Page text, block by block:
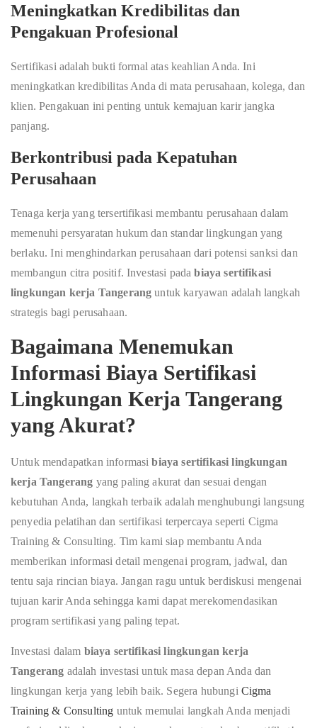
Meningkatkan Kredibilitas dan
Pengakuan Profesional
Sertifikasi adalah bukti formal atas keahlian Anda. Ini
meningkatkan kredibilitas Anda di mata perusahaan, kolega, dan
klien. Pengakuan ini penting untuk kemajuan karir jangka
panjang.
Berkontribusi pada Kepatuhan
Perusahaan
Tenaga kerja yang tersertifikasi membantu perusahaan dalam
memenuhi persyaratan hukum dan standar lingkungan yang
berlaku. Ini menghindarkan perusahaan dari potensi sanksi dan
membangun citra positif. Investasi padabiaya sertifikasi
lingkungan kerja Tangerang untuk karyawan adalah langkah
strategis bagi perusahaan.
Bagaimana Menemukan
Informasi Biaya Sertifikasi
Lingkungan Kerja Tangerang
yang Akurat?
Untuk mendapatkan informasibiaya sertifikasi lingkungan
kerja Tangerang yang paling akurat dan sesuai dengan
kebutuhan Anda, langkah terbaik adalah menghubungi langsung
penyedia pelatihan dan sertifikasi terpercaya seperti Cigma
Training & Consulting. Tim kami siap membantu Anda
memberikan informasi detail mengenai program, jadwal, dan
tentu saja rincian biaya. Jangan ragu untuk berdiskusi mengenai
tujuan karir Anda sehingga kami dapat merekomendasikan
program sertifikasi yang paling tepat.
Investasi dalam biaya sertifikasi lingkungan kerja
Tangerang adalah investasi untuk masa depan Anda dan
lingkungan kerja yang lebih baik. Segera hubungi Cigma
Training & Consulting untuk memulai langkah Anda menjadi